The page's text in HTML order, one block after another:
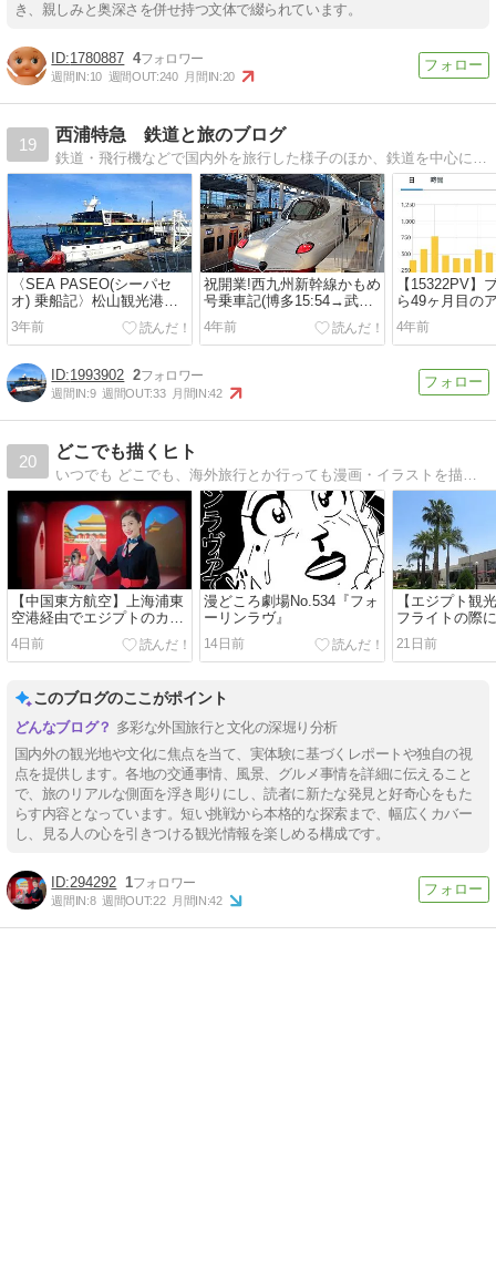
き、親しみと奥深さを併せ持つ文体で綴られています。
1780887 4
週間IN:10 週間OUT:240 月間IN:20
19
西浦特急 鉄道と旅のブログ
〈SEA PASEO(シーパセ
オ) 乗船記〉松山観光港
9:35→広島港12:15
3年前
祝開業!西九州新幹線かもめ
号乗車記(博多15:54→武雄
温泉→長崎17:22)
4年前
【15322PV】
ら49ヶ月目の
ついて
4年前
1993902 2
週間IN:9 週間OUT:33 月間IN:42
20
どこでも描くヒト
【中国東方航空】上海浦東
空港経由でエジプトのカイ
ロへ…評判やサービス面は
どうなのか？フライトレビ
ュー
4日前
漫どころ劇場No.534『フォ
ーリンラヴ』
14日前
【エジプト観
フライトの際
ロ空港近くの
泊や過ごし方
21日前
このブログのここがポイント
多彩な外国旅行と文化の深堀り分析
国内外の観光地や文化に焦点を当て、実体験に基づくレポートや独自の視
点を提供します。各地の交通事情、風景、グルメ事情を詳細に伝えること
で、旅のリアルな側面を浮き彫りにし、読者に新たな発見と好奇心をもた
らす内容となっています。短い挑戦から本格的な探索まで、幅広くカバー
し、見る人の心を引きつける観光情報を楽しめる構成です。
294292 1
週間IN:8 週間OUT:22 月間IN:42